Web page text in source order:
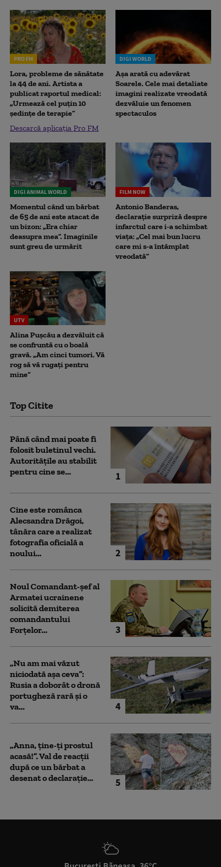
PRO FM
Lora, probleme de sănătate
la 44 de ani. Artista a
publicat raportul medical:
„Urmează cel puțin 10
ședințe de terapie”
Descarcă aplicația Pro FM
DIGI WORLD
Așa arată cu adevărat
Soarele. Cele mai detaliate
imagini realizate vreodată
dezvăluie un fenomen
spectaculos
DIGI ANIMAL WORLD
Momentul când un bărbat
de 65 de ani este atacat de
un bizon: „Era chiar
deasupra mea”. Imaginile
sunt greu de urmărit
FILM NOW
Antonio Banderas,
declarație surpriză despre
infarctul care i-a schimbat
viața: „Cel mai bun lucru
care mi s-a întâmplat
vreodată”
UTV
Alina Pușcău a dezvăluit că
se confruntă cu o boală
gravă. „Am cinci tumori. Vă
rog să vă rugați pentru
mine”
Top Citite
1
Până când mai poate fi
folosit buletinul vechi.
Autoritățile au stabilit
pentru cine se...
2
Cine este românca
Alecsandra Drăgoi,
tânăra care a realizat
fotografia oficială a
noului...
3
Noul Comandant-șef al
Armatei ucrainene
solicită demiterea
comandantului
Forțelor...
4
„Nu am mai văzut
niciodată așa ceva”:
Rusia a doborât o dronă
portugheză rară și o
va...
5
„Anna, ţine-ţi prostul
acasă!”. Val de reacții
după ce un bărbat a
desenat o declarație...